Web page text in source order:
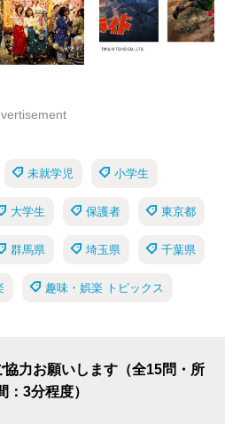
未就学児 小学生
大学生 保護者 東京都
群馬県 埼玉県 千葉県
趣味・娯楽 トピックス
協力お願いします（全15問・所
：3分程度）